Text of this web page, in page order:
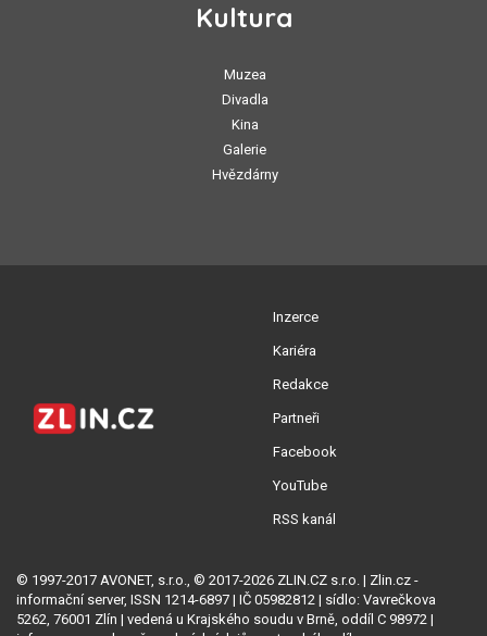
Kultura
Muzea
Divadla
Kina
Galerie
Hvězdárny
Inzerce
Kariéra
Redakce
Partneři
Facebook
YouTube
RSS kanál
© 1997-2017 AVONET, s.r.o., © 2017-2026 ZLIN.CZ s.r.o. | Zlin.cz -
informační server, ISSN 1214-6897 | IČ 05982812 | sídlo: Vavrečkova
5262, 76001 Zlín | vedená u Krajského soudu v Brně, oddíl C 98972 |